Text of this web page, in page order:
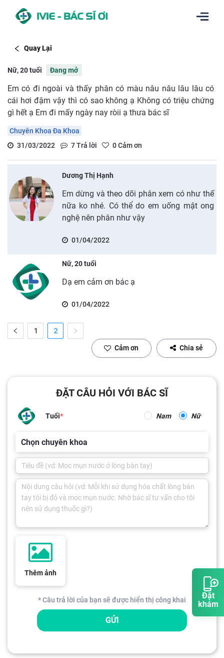
Đặt
khám
Quay Lại
Nữ, 20 tuổi Đang mở
Em có đi ngoài và thấy phân có màu nâu nâu lâu lâu có
cái hơi đậm vậy thì có sao không ạ Không có triệu chứng
gì hết ạ Em đi mấy ngày nay ròii ạ thưa bác sĩ
Chuyên Khoa Đa Khoa
31/03/2022
7Trả lời 0Cảm ơn
Dương Thị Hạnh
Em dừng và theo dõi phân xem có như thế
nữa ko nhé. Có thể do em uống mật ong
nghệ nên phân như vậy
01/04/2022
Nữ, 20 tuổi
Dạ em cảm ơn bác ạ
01/04/2022
1 2
Cảm ơn Chia sẻ
ĐẶT CÂU HỎI VỚI BÁC SĨ
Tuổi Nam Nữ
Chọn chuyên khoa
Thêm ảnh
* Câu trả lời của bạn sẽ được hiển thị công khai
GỬI